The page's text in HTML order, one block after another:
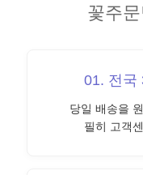
꽃주
01. 전국
당일 배송을
필히 고객